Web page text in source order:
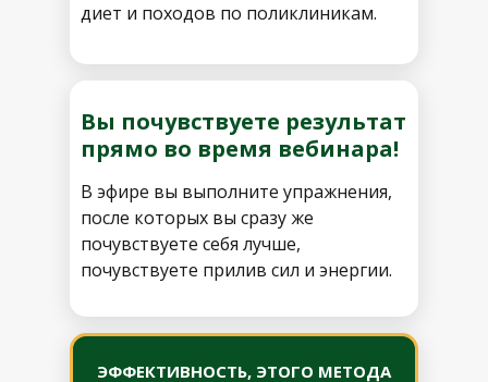
диет и походов по поликлиникам.
Вы почувствуете результат
прямо во время вебинара!
В эфире вы выполните упражнения,
после которых вы сразу же
почувствуете себя лучше,
почувствуете прилив сил и энергии.
ЭФФЕКТИВНОСТЬ, ЭТОГО МЕТОДА